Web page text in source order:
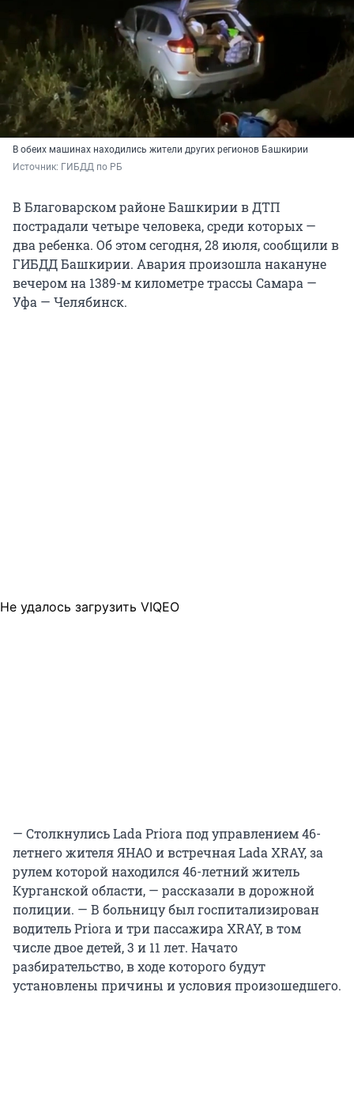
В обеих машинах находились жители других регионов Башкирии
Источник: ГИБДД по РБ
В Благоварском районе Башкирии в ДТП
пострадали четыре человека, среди которых —
два ребенка. Об этом сегодня, 28 июля, сообщили в
ГИБДД Башкирии. Авария произошла накануне
вечером на 1389-м километре трассы Самара —
Уфа — Челябинск.
Не удалось загрузить VIQEO
— Столкнулись Lada Priora под управлением 46-
летнего жителя ЯНАО и встречная Lada XRAY, за
рулем которой находился 46-летний житель
Курганской области, — рассказали в дорожной
полиции. — В больницу был госпитализирован
водитель Priora и три пассажира XRAY, в том
числе двое детей, 3 и 11 лет. Начато
разбирательство, в ходе которого будут
установлены причины и условия произошедшего.